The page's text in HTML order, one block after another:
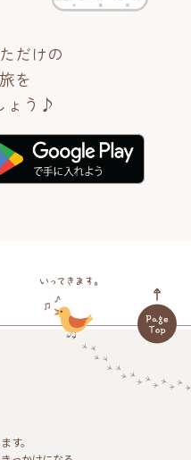
だけの
を
ょう♪
す。